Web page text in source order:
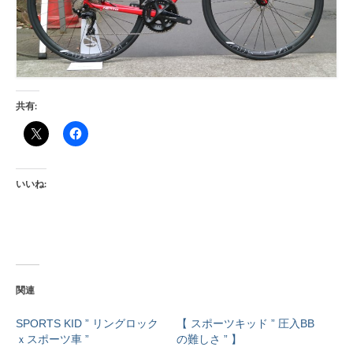
共有:
いいね:
関連
SPORTS KID ” リングロック
ｘスポーツ車 ”
【 スポーツキッド ” 圧入BB
の難しさ ” 】